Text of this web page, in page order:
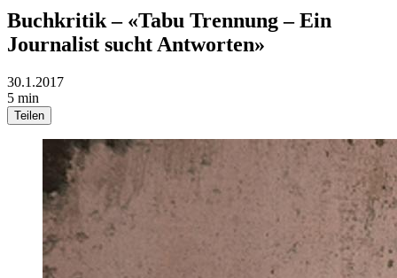
Buchkritik – «Tabu Trennung – Ein
Journalist sucht Antworten»
30.1.2017
5 min
Teilen